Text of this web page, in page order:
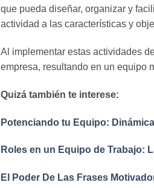
que pueda diseñar, organizar y
actividad a las características y
Al implementar estas actividades
empresa, resultando en un equipo
Quizá también te interese:
Potenciando tu Equipo:
Roles en un Equipo de Trabajo:
El Poder De Las Frases